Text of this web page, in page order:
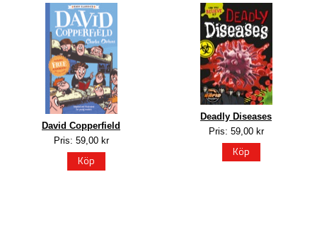
David Copperfield
Pris: 59,00 kr
Köp
Deadly Diseases
Pris: 59,00 kr
Köp